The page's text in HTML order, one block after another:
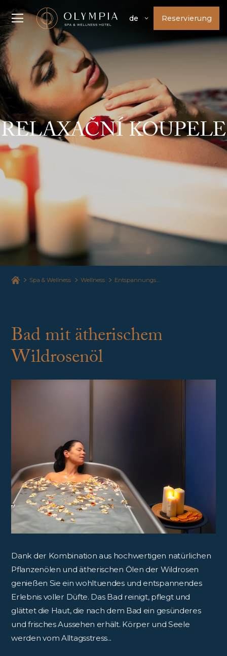
de Reservierung
RELAXAČNÍ KOUPELE
Spa & Wellness Wellness Entspannungsbäder
Bad mit ätherischem
Wildrosenöl
Dank der Kombination aus hochwertigen natürlichen
Pflanzenölen und ätherischen Ölen der Wildrosen
genießen Sie ein wohltuendes und entspannendes
Erlebnis voller Düfte. Das Bad reinigt, pflegt und
glättet die Haut, die nach dem Bad ein gesünderes
und frisches Aussehen erhält. Körper und Seele
werden vom Alltagsstress...